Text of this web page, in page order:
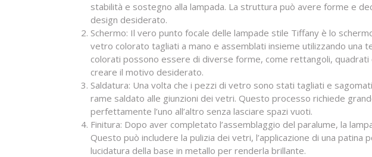
stabilità e sostegno alla lampada. La struttura può avere forme e
design desiderato.
Schermo: Il vero punto focale delle lampade stile Tiffany è lo
vetro colorato tagliati a mano e assemblati insieme utilizzando una
colorati possono essere di diverse forme, come rettangoli,
creare il motivo desiderato.
Saldatura: Una volta che i pezzi di vetro sono stati tagliati e
rame saldato alle giunzioni dei vetri. Questo processo richiede
perfettamente l’uno all’altro senza lasciare spazi vuoti.
Finitura: Dopo aver completato l’assemblaggio del paralume, la
Questo può includere la pulizia dei vetri, l’applicazione di una
lucidatura della base in metallo per renderla brillante.